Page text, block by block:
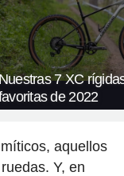
7 XC
de 2022
aquellos
Y, en